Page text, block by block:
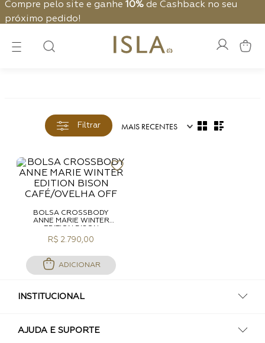
Compre pelo site e ganhe 10% de Cashback no seu
próximo pedido!
Filtrar MAIS RECENTES
BOLSA CROSSBODY
ANNE MARIE WINTER
EDITION BISON
CAFÉ/OVELHA OFF
R$ 2.790,00
ADICIONAR
INSTITUCIONAL
AJUDA E SUPORTE